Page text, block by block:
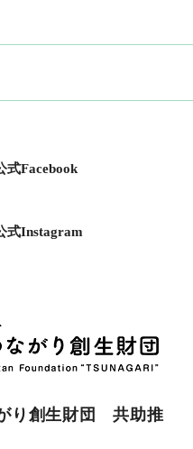
式Facebook
式Instagram
り創生財団 共助推